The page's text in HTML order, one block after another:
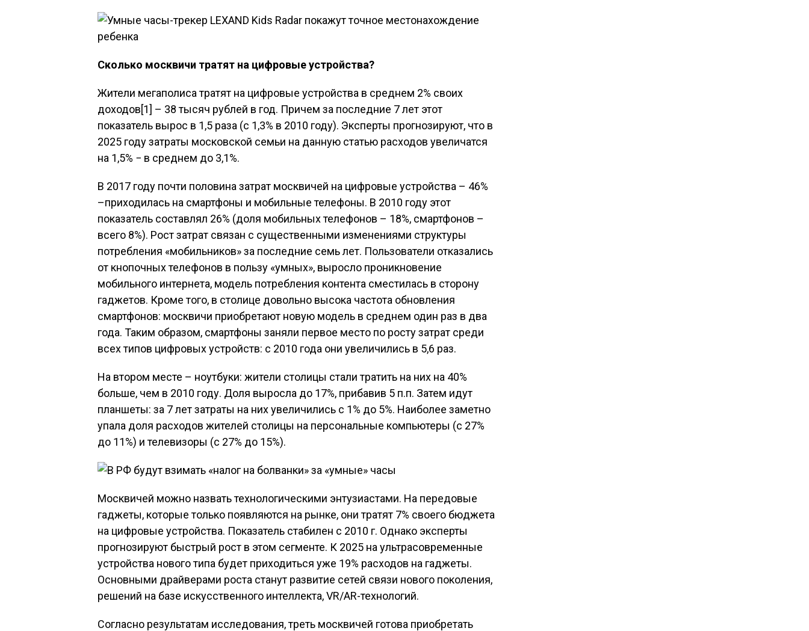
Сколько москвичи тратят на цифровые устройства?
Жители мегаполиса тратят на цифровые устройства в среднем 2% своих
доходов[1] – 38 тысяч рублей в год. Причем за последние 7 лет этот
показатель вырос в 1,5 раза (с 1,3% в 2010 году). Эксперты прогнозируют, что в
2025 году затраты московской семьи на данную статью расходов увеличатся
на 1,5% − в среднем до 3,1%.
В 2017 году почти половина затрат москвичей на цифровые устройства – 46%
–приходилась на смартфоны и мобильные телефоны. В 2010 году этот
показатель составлял 26% (доля мобильных телефонов – 18%, смартфонов –
всего 8%). Рост затрат связан с существенными изменениями структуры
потребления «мобильников» за последние семь лет. Пользователи отказались
от кнопочных телефонов в пользу «умных», выросло проникновение
мобильного интернета, модель потребления контента сместилась в сторону
гаджетов. Кроме того, в столице довольно высока частота обновления
смартфонов: москвичи приобретают новую модель в среднем один раз в два
года. Таким образом, смартфоны заняли первое место по росту затрат среди
всех типов цифровых устройств: с 2010 года они увеличились в 5,6 раз.
На втором месте – ноутбуки: жители столицы стали тратить на них на 40%
больше, чем в 2010 году. Доля выросла до 17%, прибавив 5 п.п. Затем идут
планшеты: за 7 лет затраты на них увеличились с 1% до 5%. Наиболее заметно
упала доля расходов жителей столицы на персональные компьютеры (с 27%
до 11%) и телевизоры (с 27% до 15%).
Москвичей можно назвать технологическими энтузиастами. На передовые
гаджеты, которые только появляются на рынке, они тратят 7% своего бюджета
на цифровые устройства. Показатель стабилен с 2010 г. Однако эксперты
прогнозируют быстрый рост в этом сегменте. К 2025 на ультрасовременные
устройства нового типа будет приходиться уже 19% расходов на гаджеты.
Основными драйверами роста станут развитие сетей связи нового поколения,
решений на базе искусственного интеллекта, VR/AR-технологий.
Согласно результатам исследования, треть москвичей готова приобретать